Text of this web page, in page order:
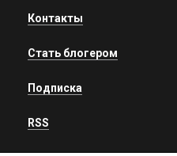
Контакты
Стать блогером
Подписка
RSS